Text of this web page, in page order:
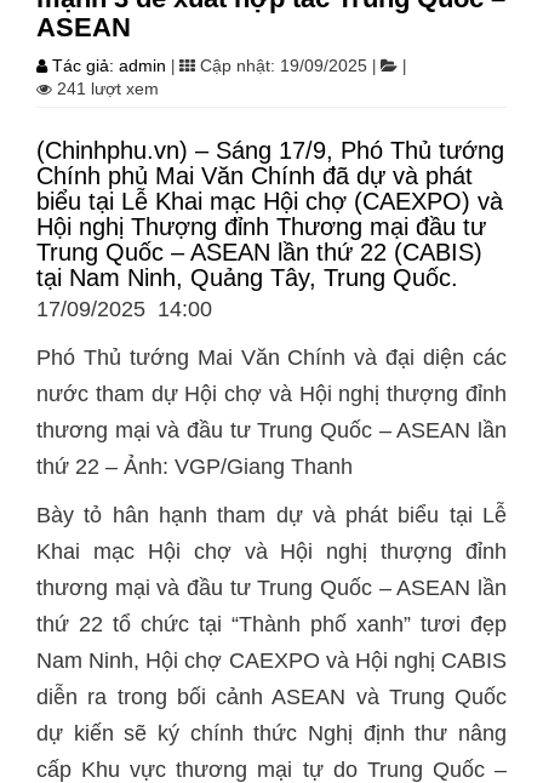
ASEAN
Tác giả: admin Cập nhật: 19/09/2025
241 lượt xem
(Chinhphu.vn) – Sáng 17/9, Phó Thủ tướng
Chính phủ Mai Văn Chính đã dự và phát
biểu tại Lễ Khai mạc Hội chợ (CAEXPO) và
Hội nghị Thượng đỉnh Thương mại đầu tư
Trung Quốc – ASEAN lần thứ 22 (CABIS)
tại Nam Ninh, Quảng Tây, Trung Quốc.
17/09/2025 14:00
Phó Thủ tướng Mai Văn Chính và đại diện các
nước tham dự Hội chợ và Hội nghị thượng đỉnh
thương mại và đầu tư Trung Quốc – ASEAN lần
thứ 22 – Ảnh: VGP/Giang Thanh
Bày tỏ hân hạnh tham dự và phát biểu tại Lễ
Khai mạc Hội chợ và Hội nghị thượng đỉnh
thương mại và đầu tư Trung Quốc – ASEAN lần
thứ 22 tổ chức tại “Thành phố xanh” tươi đẹp
Nam Ninh, Hội chợ CAEXPO và Hội nghị CABIS
diễn ra trong bối cảnh ASEAN và Trung Quốc
dự kiến sẽ ký chính thức Nghị định thư nâng
cấp Khu vực thương mại tự do Trung Quốc –